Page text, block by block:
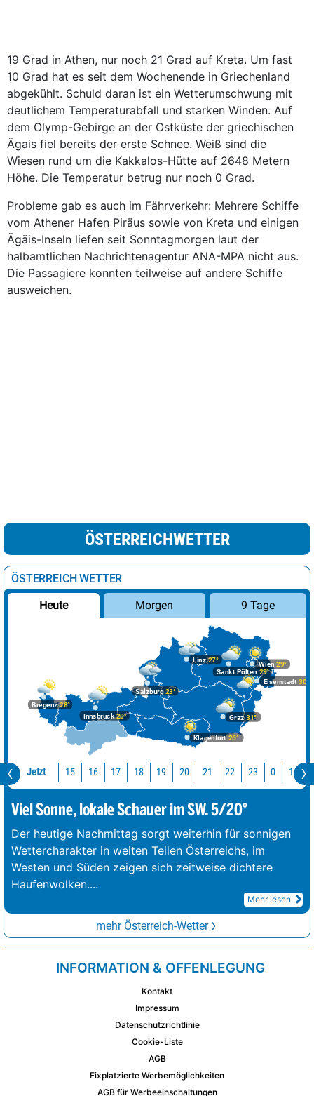
19 Grad in Athen, nur noch 21 Grad auf Kreta. Um fast
10 Grad hat es seit dem Wochenende in Griechenland
abgekühlt. Schuld daran ist ein Wetterumschwung mit
deutlichem Temperaturabfall und starken Winden. Auf
dem Olymp-Gebirge an der Ostküste der griechischen
Ägais fiel bereits der erste Schnee. Weiß sind die
Wiesen rund um die Kakkalos-Hütte auf 2648 Metern
Höhe. Die Temperatur betrug nur noch 0 Grad.
Probleme gab es auch im Fährverkehr: Mehrere Schiffe
vom Athener Hafen Piräus sowie von Kreta und einigen
Ägäis-Inseln liefen seit Sonntagmorgen laut der
halbamtlichen Nachrichtenagentur ANA-MPA nicht aus.
Die Passagiere konnten teilweise auf andere Schiffe
ausweichen.
ÖSTERREICHWETTER
ÖSTERREICH WETTER
Heute Morgen 9 Tage
Bregenz28°
Graz31°
Innsbruck20°
Klagenfurt 26°
Linz27°
Salzburg23°
Wien 29°
Eisenstadt 30°
Sankt Pölten 29°
Jetzt 15 16 17 18 19 20 21 22 23 0 1
Viel Sonne, lokale Schauer im SW. 5/20°
Der heutige Nachmittag sorgt weiterhin für sonnigen
Wettercharakter in weiten Teilen Österreichs, im
Westen und Süden zeigen sich zeitweise dichtere
Haufenwolken....
Mehr lesen
mehr Österreich-Wetter
INFORMATION & OFFENLEGUNG
Kontakt
Impressum
Datenschutzrichtlinie
Cookie-Liste
AGB
Fixplatzierte Werbemöglichkeiten
AGB für Werbeeinschaltungen